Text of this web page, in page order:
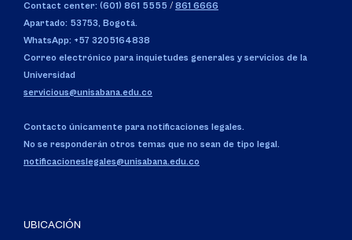
Contact center: (601) 861 5555 / 861 6666
Apartado: 53753, Bogotá.
WhatsApp: +57 3205164838
Correo electrónico para inquietudes generales y servicios de la
Universidad
servicious@unisabana.edu.co
Contacto únicamente para notificaciones legales.
No se responderán otros temas que no sean de tipo legal.
notificacioneslegales@unisabana.edu.co
UBICACIÓN